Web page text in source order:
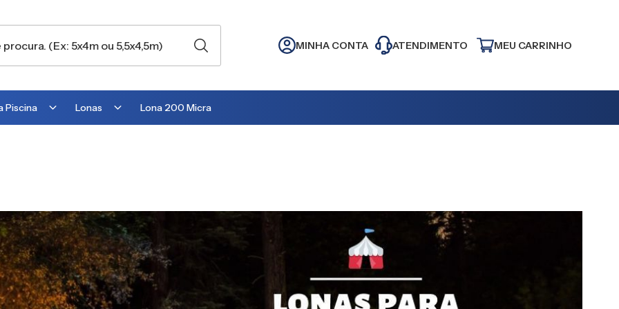
MINHA CONTA ATENDIMENTO MEU CARRINHO
Piscina Lonas
Lona para Barraca
Lona para Camping
Lona para Estufa
Lona 200 Micra